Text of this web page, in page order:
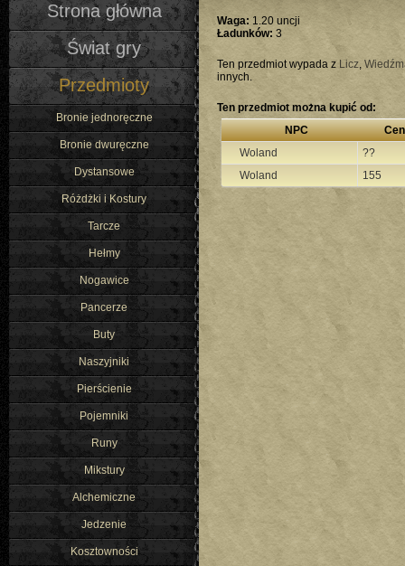
Strona główna
Świat gry
Przedmioty
Bronie jednoręczne
Bronie dwuręczne
Dystansowe
Różdżki i Kostury
Tarcze
Hełmy
Nogawice
Pancerze
Buty
Naszyjniki
Pierścienie
Pojemniki
Runy
Mikstury
Alchemiczne
Jedzenie
Kosztowności
Waga: 1.20 uncji
Ładunków: 3
Ten przedmiot wypada z Licz,
innych.
Ten przedmiot można kupić od:
NPC
Woland
??
Woland
155